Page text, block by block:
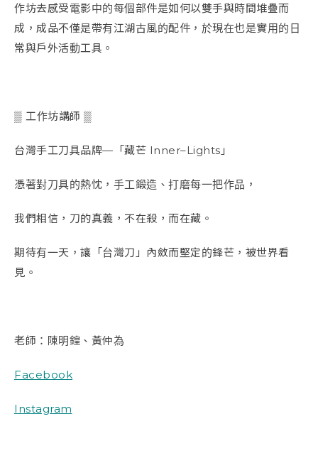
作坊去感受電影中的每個部件是如何以雙手與時間堆疊而
成，成品不僅是帶有江湖古風的配件，於現在也是實用的日
常與戶外活動工具。
▒ 工作坊講師 ▒
台灣手工刀具品牌—「藏芒 Inner–Lights」
憑著對刀具的熱忱，手工鍛造、打磨每一把作品，
我們相信，刀的真義，不在殺，而在藏。
期待有一天，讓「台灣刀」內斂而堅定的鋒芒，被世界看
見。
老師：陳明鍠、黃仲為
Facebook
Instagram